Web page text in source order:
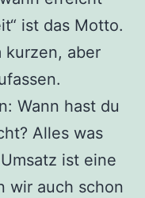
ist das Motto.
kurzen, aber
Wann hast du
Alles was
ist eine
wir auch schon